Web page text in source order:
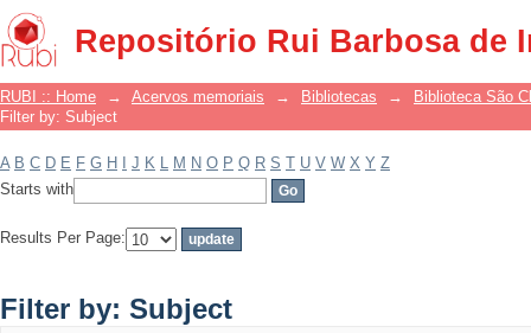
Repositório Rui Barbosa de
Filter by: Subject
RUBI :: Home → Acervos memoriais → Bibliotecas →
Biblioteca São
Filter by: Subject
A B C D E F G H J K L M N O P Q R S T U V W X Y Z
Starts with
Results Per Page:
Filter by: Subject